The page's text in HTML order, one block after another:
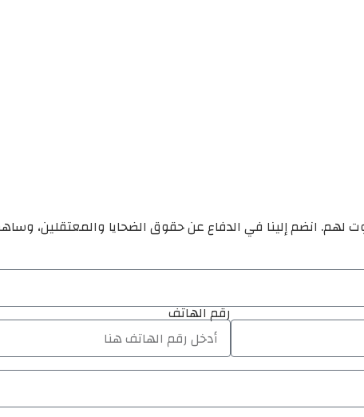
لهم. انضم إلينا في الدفاع عن حقوق الضحايا والمعتقلين،
رقم الهاتف